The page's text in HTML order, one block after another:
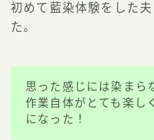
初めて藍染体験をした
た。
思った感じには染まら
作業自体がとても楽し
になった！